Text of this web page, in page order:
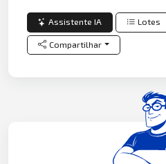
Assistente IA Lotes
Compartilhar